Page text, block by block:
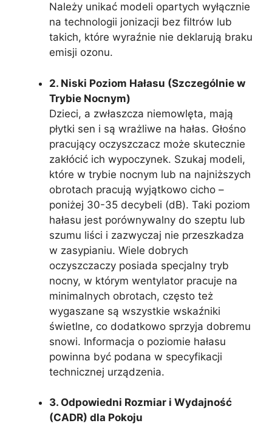
Należy unikać modeli opartych wyłącznie
na technologii jonizacji bez filtrów lub
takich, które wyraźnie nie deklarują braku
emisji ozonu.
2. Niski Poziom Hałasu (Szczególnie w
Trybie Nocnym)
Dzieci, a zwłaszcza niemowlęta, mają
płytki sen i są wrażliwe na hałas. Głośno
pracujący oczyszczacz może skutecznie
zakłócić ich wypoczynek. Szukaj modeli,
które w trybie nocnym lub na najniższych
obrotach pracują wyjątkowo cicho –
poniżej 30-35 decybeli (dB). Taki poziom
hałasu jest porównywalny do szeptu lub
szumu liści i zazwyczaj nie przeszkadza
w zasypianiu. Wiele dobrych
oczyszczaczy posiada specjalny tryb
nocny, w którym wentylator pracuje na
minimalnych obrotach, często też
wygaszane są wszystkie wskaźniki
świetlne, co dodatkowo sprzyja dobremu
snowi. Informacja o poziomie hałasu
powinna być podana w specyfikacji
technicznej urządzenia.
3. Odpowiedni Rozmiar i Wydajność
(CADR) dla Pokoju